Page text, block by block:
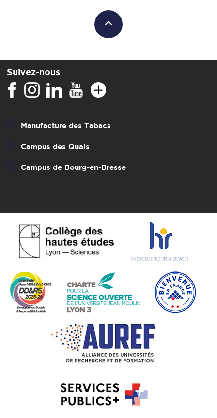
Suivez-nous
Manufacture des Tabacs
Campus des Quais
Campus de Bourg-en-Bresse